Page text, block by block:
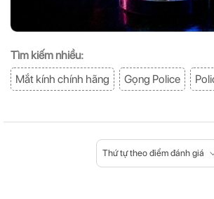
Tìm kiếm nhiều:
Mắt kính chính hãng
Gọng Police
Thứ tự theo điểm đánh giá